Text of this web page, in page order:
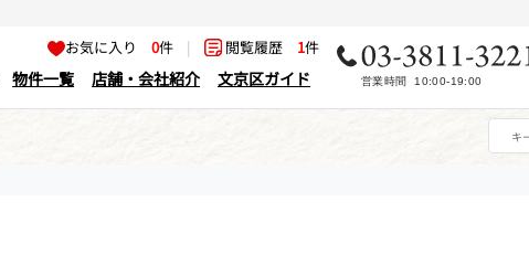
お気に入り0件 | 閲覧履歴 1件
物件一覧 店舗・会社紹介 文京区ガイド